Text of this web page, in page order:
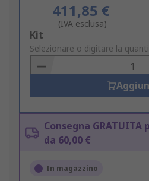
411,85 €
(IVA esclusa)
Add
to
Basket
Kit
Selezionare o digitare la
Consegna
da 60,00 €
In magazzino